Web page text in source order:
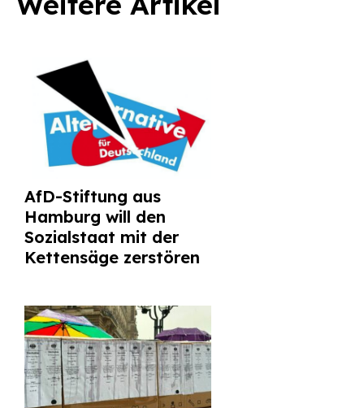
AfD-Stiftung aus
Hamburg will den
Sozialstaat mit der
Kettensäge zerstören